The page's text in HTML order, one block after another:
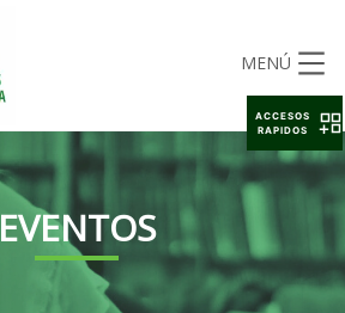
MENÚ
EVENTOS
ACCESOS
RAPIDOS